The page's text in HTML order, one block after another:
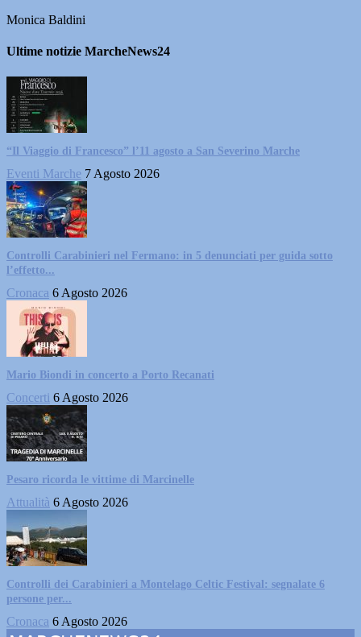
Monica Baldini
Ultime notizie MarcheNews24
“Il Viaggio di Francesco” l’11 agosto a San Severino Marche
Eventi Marche 7 Agosto 2026
Controlli Carabinieri nel Fermano: in 5 denunciati per guida sotto
l’effetto...
Cronaca 6 Agosto 2026
Mario Biondi in concerto a Porto Recanati
Concerti 6 Agosto 2026
Pesaro ricorda le vittime di Marcinelle
Attualità 6 Agosto 2026
Controlli dei Carabinieri a Montelago Celtic Festival: segnalate 6
persone per...
Cronaca 6 Agosto 2026